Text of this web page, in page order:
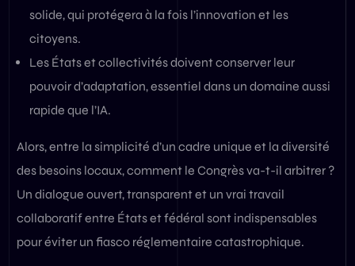
solide, qui protégera à la fois l’innovation et les
citoyens.
Les États et collectivités doivent conserver leur
pouvoir d’adaptation, essentiel dans un domaine aussi
rapide que l’IA.
Alors, entre la simplicité d’un cadre unique et la diversité
des besoins locaux, comment le Congrès va-t-il arbitrer ?
Un dialogue ouvert, transparent et un vrai travail
collaboratif entre États et fédéral sont indispensables
pour éviter un fiasco réglementaire catastrophique.